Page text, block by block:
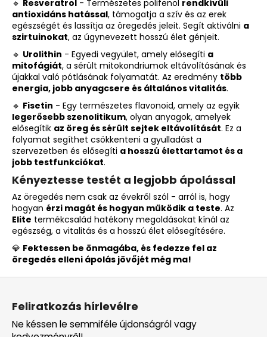
a
i
r
á
n
y
í
t
á
s
e
l
m
e
i
🔹 Resveratrol - Természetes polifenol rendkívüli
antioxidáns hatással, támogatja a szív és az erek
egészségét és lassítja az öregedés jeleit. Segít aktiválni a
szirtuinokat, az úgynevezett hosszú élet génjeit.
🔹 Urolithin - Egyedi vegyület, amely elősegíti a
mitofágiát, a sérült mitokondriumok eltávolításának és
újakkal való pótlásának folyamatát. Az eredmény több
energia, jobb anyagcsere és általános vitalitás.
🔹 Fisetin - Egy természetes flavonoid, amely az egyik
legerősebb szenolitikum, olyan anyagok, amelyek
elősegítik az öreg és sérült sejtek eltávolítását. Ez a
folyamat segíthet csökkenteni a gyulladást a
szervezetben és elősegíti a hosszú élettartamot és a
jobb testfunkciókat.
Kényeztesse testét a legjobb ápolással
Az öregedés nem csak az évekről szól - arról is, hogy
hogyan érzi magát és hogyan működik a teste. Az
Elite termékcsalád hatékony megoldásokat kínál az
egészség, a vitalitás és a hosszú élet elősegítésére.
💎 Fektessen be önmagába, és fedezze fel az
öregedés elleni ápolás jövőjét még ma!
L
Feliratkozás hírlevélre
Ne késsen le semmiféle újdonságról vagy